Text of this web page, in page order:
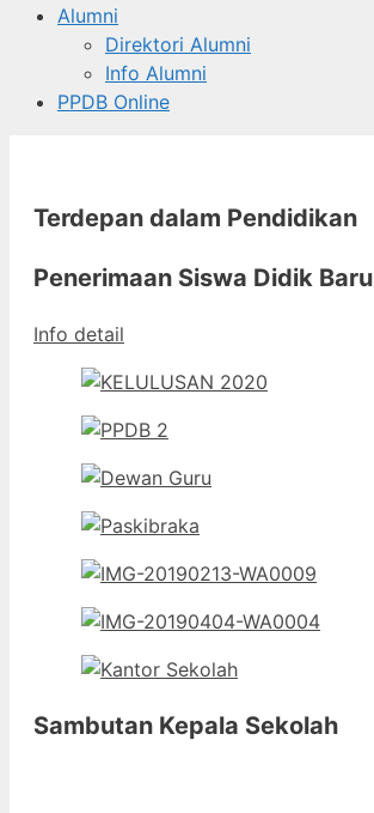
Alumni
Direktori Alumni
Info Alumni
PPDB Online
Terdepan dalam Pendidikan
Penerimaan Siswa Didik Baru
Info detail
Sambutan Kepala Sekolah